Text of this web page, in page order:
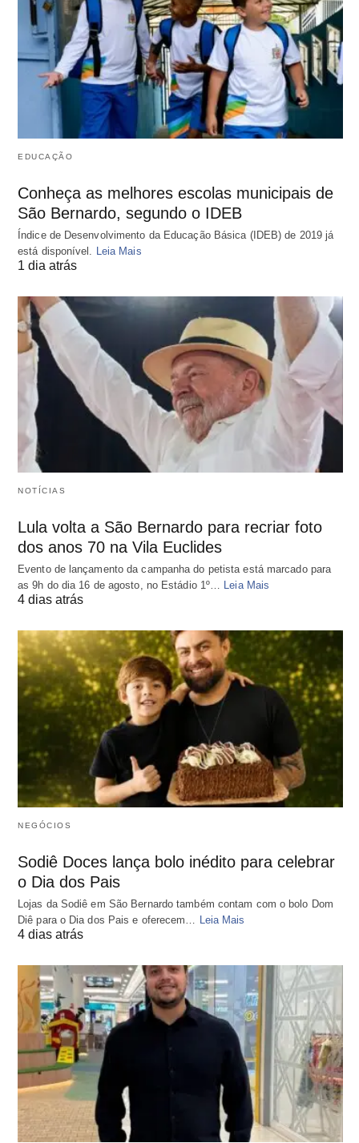
EDUCAÇÃO
Conheça as melhores escolas municipais de
São Bernardo, segundo o IDEB
Índice de Desenvolvimento da Educação Básica (IDEB) de 2019 já
está disponível.
Leia Mais
1 dia atrás
NOTÍCIAS
Lula volta a São Bernardo para recriar foto
dos anos 70 na Vila Euclides
Evento de lançamento da campanha do petista está marcado para
as 9h do dia 16 de agosto, no Estádio 1º… Leia Mais
4 dias atrás
NEGÓCIOS
Sodiê Doces lança bolo inédito para celebrar
o Dia dos Pais
Lojas da Sodiê em São Bernardo também contam com o bolo Dom
Diê para o Dia dos Pais e oferecem… Leia Mais
4 dias atrás